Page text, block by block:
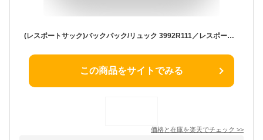
(レスポートサック)バックパック/リュック 3992R111／レスポートサック（LeSportsac）
この商品をサイトでみる
価格と在庫を楽天でチェック >>